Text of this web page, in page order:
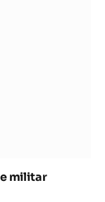
militar